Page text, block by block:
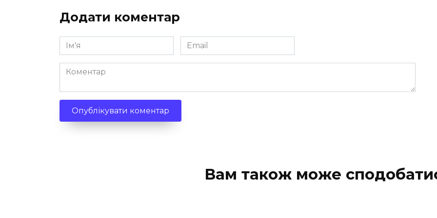
Додати коментар
Ім'я
*
Email
*
Коментар
Вам також може